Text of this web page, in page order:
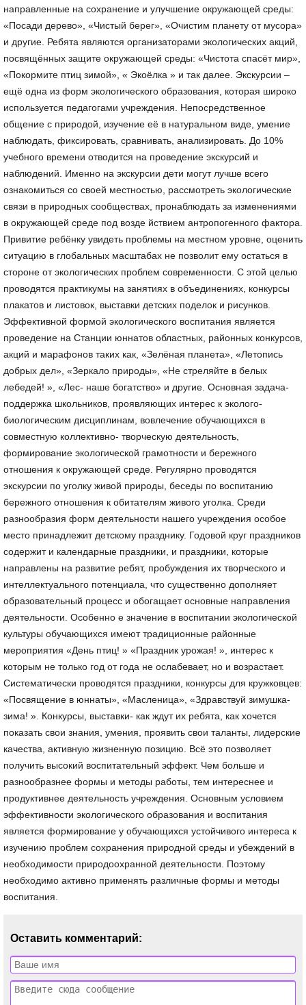
направленные на сохранение и улучшение окружающей среды:
«Посади дерево», «Чистый берег», «Очистим планету от мусора»
и другие. Ребята являются организаторами экологических акций,
посвящённых защите окружающей среды: «Чистота спасёт мир»,
«Покормите птиц зимой», « Экоёлка » и так далее. Экскурсии –
ещё одна из форм экологического образования, которая широко
используется педагогами учреждения. Непосредственное
общение с природой, изучение её в натуральном виде, умение
наблюдать, фиксировать, сравнивать, анализировать. До 10%
учебного времени отводится на проведение экскурсий и
наблюдений. Именно на экскурсии дети могут лучше всего
ознакомиться со своей местностью, рассмотреть экологические
связи в природных сообществах, пронаблюдать за изменениями
в окружающей среде под возде йствием антропогенного фактора.
Привитие ребёнку увидеть проблемы на местном уровне, оценить
ситуацию в глобальных масштабах не позволит ему остаться в
стороне от экологических проблем современности. С этой целью
проводятся практикумы на занятиях в объединениях, конкурсы
плакатов и листовок, выставки детских поделок и рисунков.
Эффективной формой экологического воспитания является
проведение на Станции юннатов областных, районных конкурсов,
акций и марафонов таких как, «Зелёная планета», «Летопись
добрых дел», «Зеркало природы», «Не стреляйте в белых
лебедей! », «Лес- наше богатство» и другие. Основная задача-
поддержка школьников, проявляющих интерес к эколого-
биологическим дисциплинам, вовлечение обучающихся в
совместную коллективно- творческую деятельность,
формирование экологической грамотности и бережного
отношения к окружающей среде. Регулярно проводятся
экскурсии по уголку живой природы, беседы по воспитанию
бережного отношения к обитателям живого уголка. Среди
разнообразия форм деятельности нашего учреждения особое
место принадлежит детскому празднику. Годовой круг праздников
содержит и календарные праздники, и праздники, которые
направлены на развитие ребят, пробуждения их творческого и
интеллектуального потенциала, что существенно дополняет
образовательный процесс и обогащает основные направления
деятельности. Особенно е значение в воспитании экологической
культуры обучающихся имеют традиционные районные
мероприятия «День птиц! » «Праздник урожая! », интерес к
которым не только год от года не ослабевает, но и возрастает.
Систематически проводятся праздники, конкурсы для кружковцев:
«Посвящение в юннаты», «Масленица», «Здравствуй зимушка-
зима! ». Конкурсы, выставки- как ждут их ребята, как хочется
показать свои знания, умения, проявить свои таланты, лидерские
качества, активную жизненную позицию. Всё это позволяет
получить высокий воспитательный эффект. Чем больше и
разнообразнее формы и методы работы, тем интереснее и
продуктивнее деятельность учреждения. Основным условием
эффективности экологического образования и воспитания
является формирование у обучающихся устойчивого интереса к
изучению проблем сохранения природной среды и убеждений в
необходимости природоохранной деятельности. Поэтому
необходимо активно применять различные формы и методы
воспитания.
Оставить комментарий: